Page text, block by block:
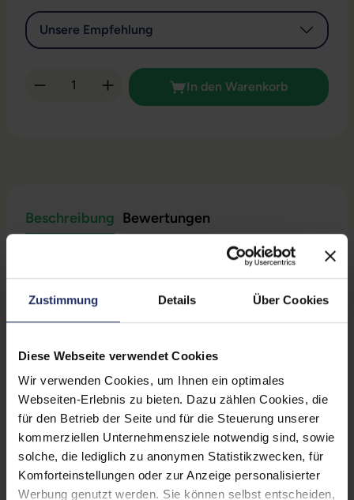
Zustimmung Details Über Cookies
Diese Webseite verwendet Cookies
Wir verwenden Cookies, um Ihnen ein optimales
Webseiten-Erlebnis zu bieten. Dazu zählen Cookies, die
für den Betrieb der Seite und für die Steuerung unserer
kommerziellen Unternehmensziele notwendig sind, sowie
solche, die lediglich zu anonymen Statistikzwecken, für
Komforteinstellungen oder zur Anzeige personalisierter
Werbung genutzt werden. Sie können selbst entscheiden,
Unsere Empfehlung
Produkt Anzahl: Gib den gewünschten
In den Warenkorb
Beschreibung Bewertungen
Sicherheit & Herstellerinformationen
Technische Daten
Grading: Sehr gut
Displaygröße: 14,0 Zoll
Displayauflösung: 1920 x 1080 FHD
Displayart: Mattes Display